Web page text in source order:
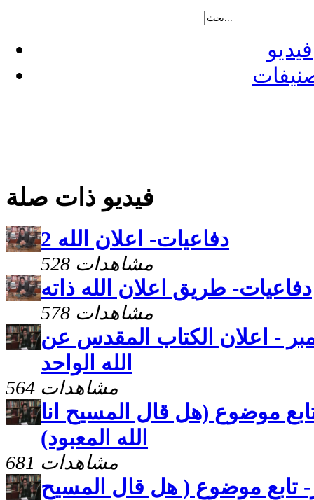
فيديو
فيديو ذات صلة
دفاعيات- اعلان الله 2
528 مشاهدات
دفاعيات- طريق اعلان الله ذاته
578 مشاهدات
- حلقة 15 نوفمبر - اعلان الكتاب المقدس عن
الله الواحد
564 مشاهدات
11 يناير - تابع موضوع (هل قال المسيح انا
الله المعبود)
681 مشاهدات
28 ديسمبر- تابع موضوع ( هل قال المسيح